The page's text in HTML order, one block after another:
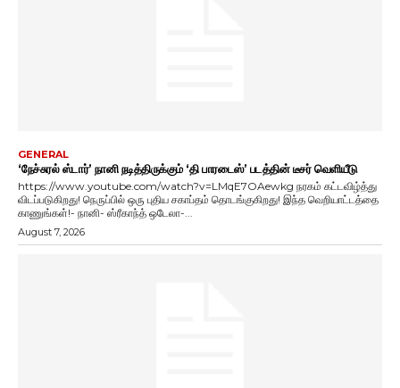
GENERAL
‘நேச்சுரல் ஸ்டார்’ நானி நடித்திருக்கும் ‘தி பாரடைஸ்’ படத்தின் டீசர் வெளியீடு
https://www.youtube.com/watch?v=LMqE7OAewkg நரகம் கட்டவிழ்த்து
விடப்படுகிறது! நெருப்பில் ஒரு புதிய சகாப்தம் தொடங்குகிறது! இந்த வெறியாட்டத்தை
காணுங்கள்!- நானி- ஸ்ரீகாந்த் ஒடேலா-...
August 7, 2026